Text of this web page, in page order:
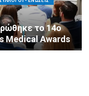
και η